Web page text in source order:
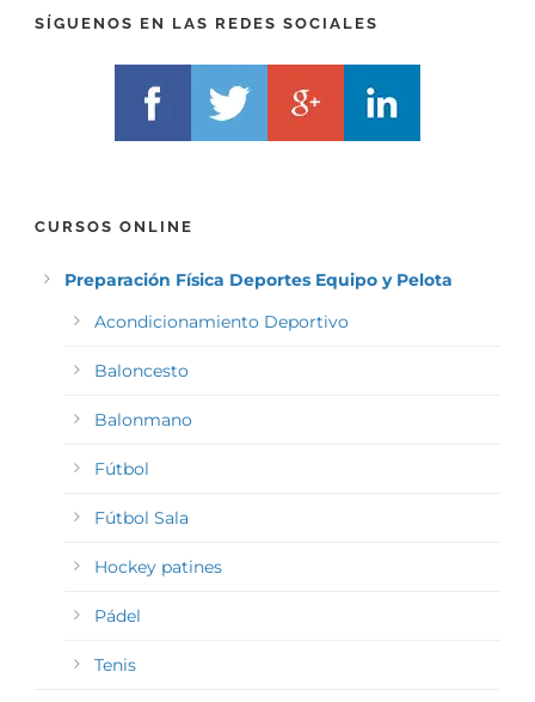
SÍGUENOS EN LAS REDES SOCIALES
CURSOS ONLINE
Preparación Física Deportes Equipo y Pelota
Acondicionamiento Deportivo
Baloncesto
Balonmano
Fútbol
Fútbol Sala
Hockey patines
Pádel
Tenis